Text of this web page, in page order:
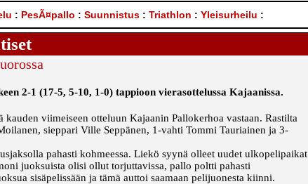
: PesÃ¤pallo : Suunnistus : Triathlon : Yleisurheilu :
2-1 (17-5, 5-10, 1-0) tappioon vierasottelussa Kajaanissa.
viimeiseen otteluun Kajaanin Pallokerhoa vastaan. Rastilta
sieppari Ville Seppänen, 1-vahti Tommi Tauriainen ja 3-
pahasti kohmeessa. Liekö syynä olleet uudet ulkopelipaikat
juoksuista olisi ollut torjuttavissa, pallo poltti pahasti
sisäpelissään ja tämä auttoi saamaan pelijuonesta kiinni.